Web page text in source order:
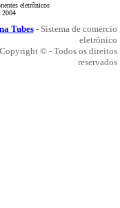
eletrônicos
2004
Tubes- Sistema de comércio
eletrônico
Copyright © - Todos os direitos
reservados